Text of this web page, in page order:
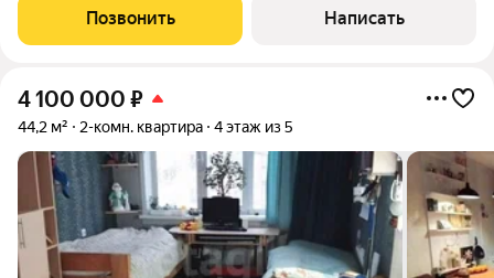
полом (готовый кабинет или место для релакса круглый год).
Позвонить Написать
4 100 000 ₽
44,2 м² 2-комн. квартира 4 этаж из 5